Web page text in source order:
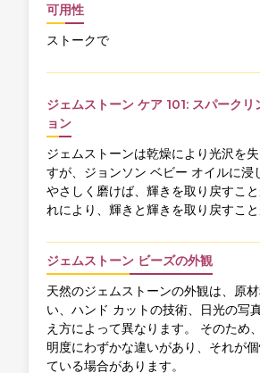
可用性
ストークで
ジェムストーン ケア 101: スパーク
ョン
ジェムストーンは乾燥により光沢を
すが、ジョンソン ベビー オイルに浸
やさしく磨けば、輝きを取り戻すこ
れにより、輝きと輝きを取り戻すこと
ジェムストーン ビーズの外観
天然のジェムストーンの外観は、原
い、ハンド カットの技術、日光の写
え方によって異なります。 そのため
明度にわずかな違いがあり、それが
ている場合があります。